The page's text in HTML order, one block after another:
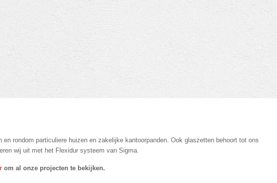
rondom particuliere huizen en zakelijke kantoorpanden. Ook glaszetten behoort tot ons
wij uit met het Flexidur systeem van Sigma.
om al onze projecten te bekijken.